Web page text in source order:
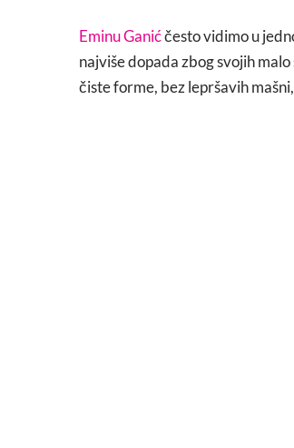
Eminu Ganićčesto vidimo u
najviše dopada zbog svojih
čiste forme, bez lepršavih